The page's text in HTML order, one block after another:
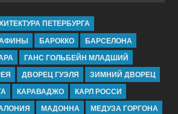
ПЕТЕРБУРГА
БАРОККО
БАРСЕЛОНА
ГАНС ГОЛЬБЕЙН МЛАДШИЙ
ДВОРЕЦ ГУЭЛЯ
ЗИМНИЙ ДВОРЕЦ
КАРАВАДЖО
КАРЛ РОССИ
МАДОННА
МЕДУЗА ГОРГОНА